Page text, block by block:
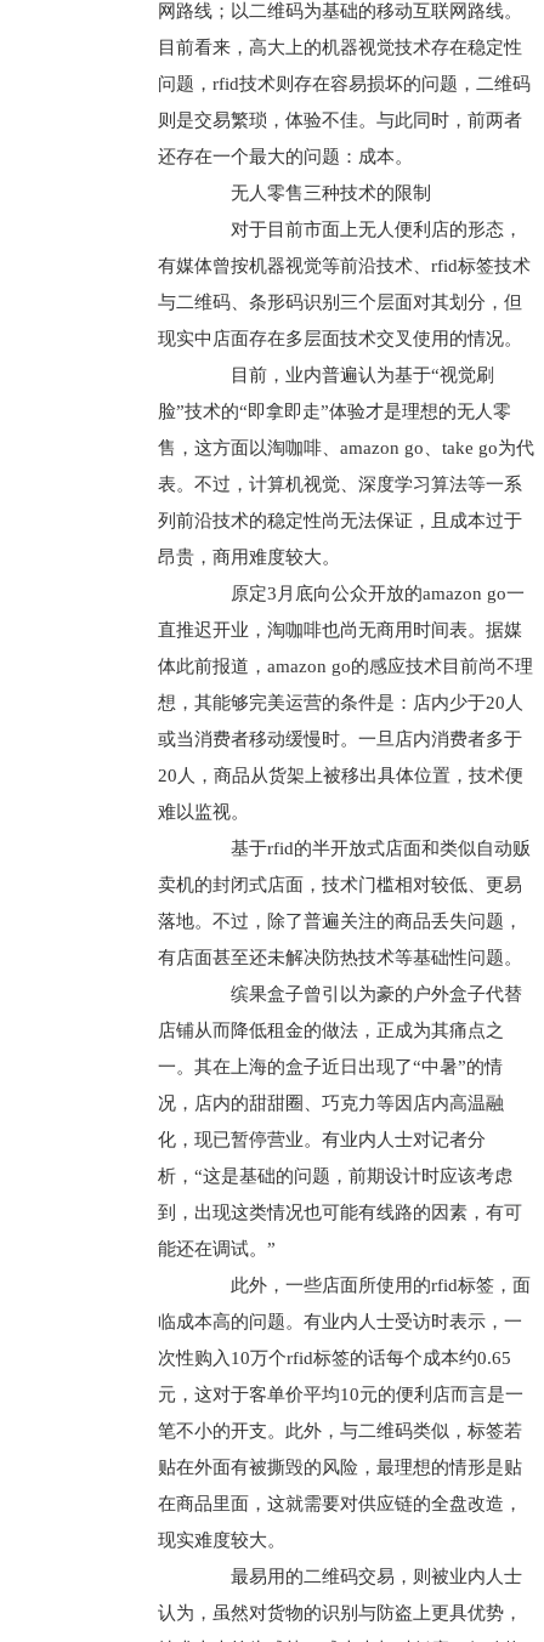
网路线；以二维码为基础的移动互联网路线。
目前看来，高大上的机器视觉技术存在稳定性
问题，rfid技术则存在容易损坏的问题，二维码
则是交易繁琐，体验不佳。与此同时，前两者
还存在一个最大的问题：成本。
无人零售三种技术的限制
对于目前市面上无人便利店的形态，
有媒体曾按机器视觉等前沿技术、rfid标签技术
与二维码、条形码识别三个层面对其划分，但
现实中店面存在多层面技术交叉使用的情况。
目前，业内普遍认为基于“视觉刷
脸”技术的“即拿即走”体验才是理想的无人零
售，这方面以淘咖啡、amazon go、take go为代
表。不过，计算机视觉、深度学习算法等一系
列前沿技术的稳定性尚无法保证，且成本过于
昂贵，商用难度较大。
原定3月底向公众开放的amazon go一
直推迟开业，淘咖啡也尚无商用时间表。据媒
体此前报道，amazon go的感应技术目前尚不理
想，其能够完美运营的条件是：店内少于20人
或当消费者移动缓慢时。一旦店内消费者多于
20人，商品从货架上被移出具体位置，技术便
难以监视。
基于rfid的半开放式店面和类似自动贩
卖机的封闭式店面，技术门槛相对较低、更易
落地。不过，除了普遍关注的商品丢失问题，
有店面甚至还未解决防热技术等基础性问题。
缤果盒子曾引以为豪的户外盒子代替
店铺从而降低租金的做法，正成为其痛点之
一。其在上海的盒子近日出现了“中暑”的情
况，店内的甜甜圈、巧克力等因店内高温融
化，现已暂停营业。有业内人士对记者分
析，“这是基础的问题，前期设计时应该考虑
到，出现这类情况也可能有线路的因素，有可
能还在调试。”
此外，一些店面所使用的rfid标签，面
临成本高的问题。有业内人士受访时表示，一
次性购入10万个rfid标签的话每个成本约0.65
元，这对于客单价平均10元的便利店而言是一
笔不小的开支。此外，与二维码类似，标签若
贴在外面有被撕毁的风险，最理想的情形是贴
在商品里面，这就需要对供应链的全盘改造，
现实难度较大。
最易用的二维码交易，则被业内人士
认为，虽然对货物的识别与防盗上更具优势，